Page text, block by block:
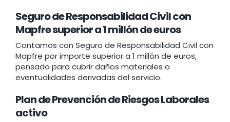
Seguro de Responsabilidad Civil con
Mapfre superior a 1 millón de euros
Contamos con Seguro de Responsabilidad Civil con
Mapfre por importe superior a 1 millón de euros,
pensado para cubrir daños materiales o
eventualidades derivadas del servicio.
Plan de Prevención de Riesgos Laborales
activo